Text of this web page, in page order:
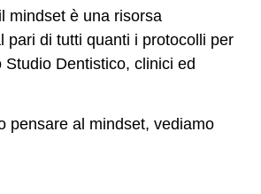
mindset è una risorsa
pari di tutti quanti i protocolli per
Studio Dentistico, clinici ed
pensare al mindset, vediamo